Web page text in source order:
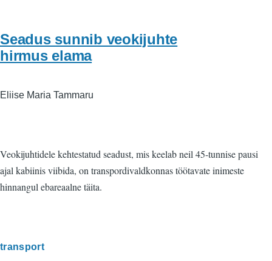
Seadus sunnib veokijuhte
hirmus elama
Eliise Maria Tammaru
Veokijuhtidele kehtestatud seadust, mis keelab neil 45-tunnise pausi
ajal kabiinis viibida, on transpordivaldkonnas töötavate inimeste
hinnangul ebareaalne täita.
transport